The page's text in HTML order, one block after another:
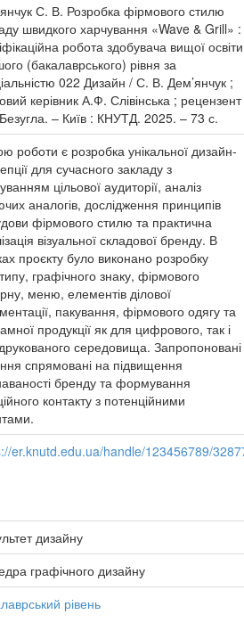
С. В. Розробка фірмового стилю
швидкого харчування «Wave & Grill» :
робота здобувача вищої освіти
(бакалаврського) рівня за
022 Дизайн / С. В. Дем’янчук ;
керівник А.Ф. Слівінська ; рецензент
– Київ : КНУТД. 2025. – 73 с.
роботи є розробка унікальної дизайн-
для сучасного закладу з
цільової аудиторії, аналіз
аналогів, дослідження принципів
фірмового стилю та практична
візуальної складової бренду. В
проєкту було виконано розробку
графічного знаку, фірмового
меню, елементів ділової
пакування, фірмового одягу та
продукції як для цифрового, так і
середовища. Запропоновані
спрямовані на підвищення
бренду та формування
контакту з потенційними
er.knutd.edu.ua/handle/123456789/
дизайну
графічного дизайну
рівень